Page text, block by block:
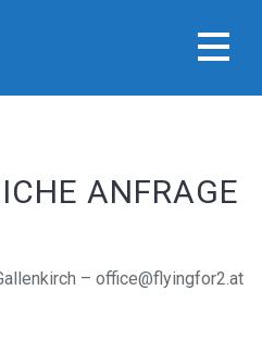
ANFRAGE
– office@flyingfor2.at